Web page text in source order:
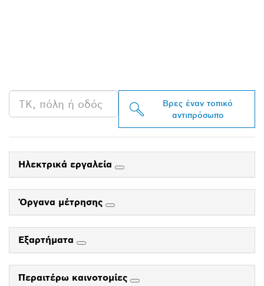
Βρες έναν τοπικό
αντιπρόσωπο
Ηλεκτρικά εργαλεία
Όργανα μέτρησης
Εξαρτήματα
Περαιτέρω καινοτομίες